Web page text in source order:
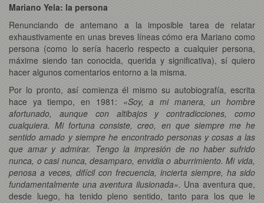
Mariano Yela: la persona
Renunciando de antemano a la imposible tarea de relatar
exhaustivamente en unas breves líneas cómo era Mariano como
persona (como lo sería hacerlo respecto a cualquier persona,
máxime siendo tan conocida, querida y significativa), sí quiero
hacer algunos comentarios entorno a la misma.
Por lo pronto, así comienza él mismo su autobiografía, escrita
hace ya tiempo, en 1981: «Soy, a mi manera, un hombre
afortunado, aunque con altibajos y contradicciones, como
cualquiera. Mi fortuna consiste, creo, en que siempre me he
sentido amado y siempre he encontrado personas y cosas a las
que amar y admirar. Tengo la impresión de no haber sufrido
nunca, o casi nunca, desamparo, envidia o aburrimiento. Mi vida,
penosa a veces, difícil con frecuencia, incierta siempre, ha sido
fundamentalmente una aventura ilusionada». Una aventura que,
desde luego, ha tenido pleno sentido, tanto para los que le